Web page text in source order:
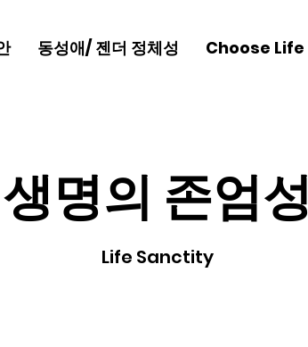
동성애/ 젠더 정체성 Choose Life
생명의 존엄성
Life Sanctity